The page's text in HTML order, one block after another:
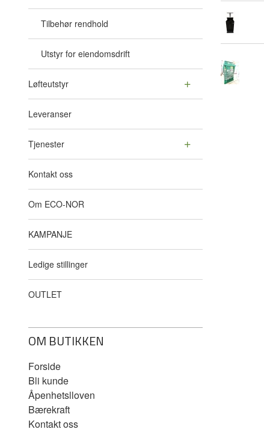
Tilbehør rendhold
Utstyr for eiendomsdrift
Løfteutstyr
Leveranser
Tjenester
Kontakt oss
Om ECO-NOR
KAMPANJE
Ledige stillinger
OUTLET
OM BUTIKKEN
Forside
Bli kunde
Åpenhetslloven
Bærekraft
Kontakt oss